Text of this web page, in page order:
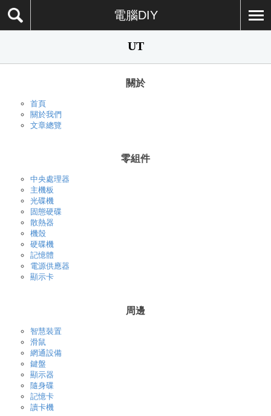
電腦DIY
UT
關於
首頁
關於我們
文章總覽
零組件
中央處理器
主機板
光碟機
固態硬碟
散熱器
機殼
硬碟機
記憶體
電源供應器
顯示卡
周邊
智慧裝置
滑鼠
網通設備
鍵盤
顯示器
隨身碟
記憶卡
讀卡機